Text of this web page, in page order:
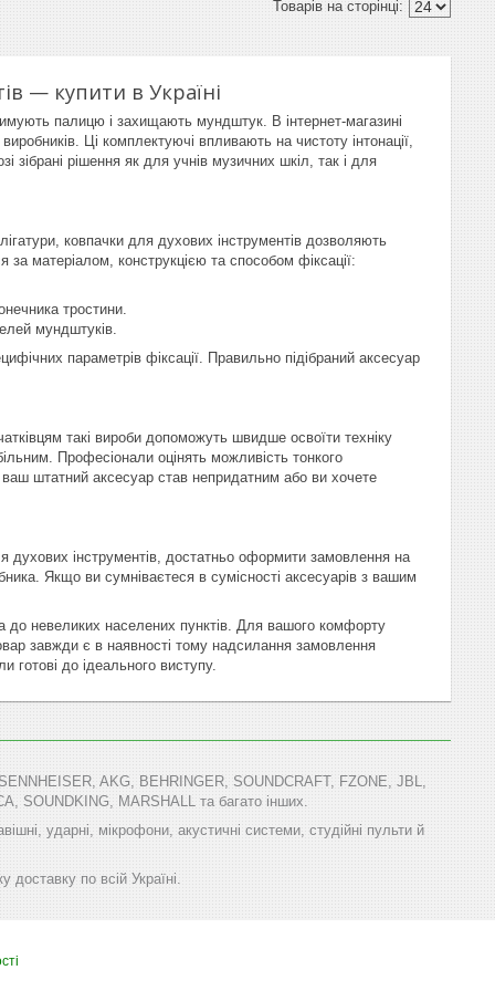
— купити в Україні
палицю і захищають мундштук. В інтернет-магазині
Ці комплектуючі впливають на чистоту інтонації,
зібрані рішення як для учнів музичних шкіл, так і для
ковпачки для духових інструментів дозволяють
матеріалом, конструкцією та способом фіксації:
тростини.
мундштуків.
параметрів фіксації. Правильно підібраний аксесуар
такі вироби допоможуть швидше освоїти техніку
Професіонали оцінять можливість тонкого
ваш штатний аксесуар став непридатним або ви хочете
духових інструментів, достатньо оформити замовлення на
Якщо ви сумніваєтеся в сумісності аксесуарів з вашим
до невеликих населених пунктів. Для вашого комфорту
завжди є в наявності тому надсилання замовлення
готові до ідеального виступу.
AKG, BEHRINGER, SOUNDCRAFT, FZONE, JBL,
SOUNDKING, MARSHALL та багато інших.
ударні, мікрофони, акустичні системи, студійні пульти й
доставку по всій Україні.